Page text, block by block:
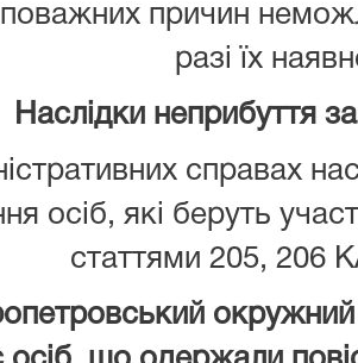
поважних причин
разі їх
Наслідки неприбуття
справах
осіб, які беруть
статтями 205, 206
окружний